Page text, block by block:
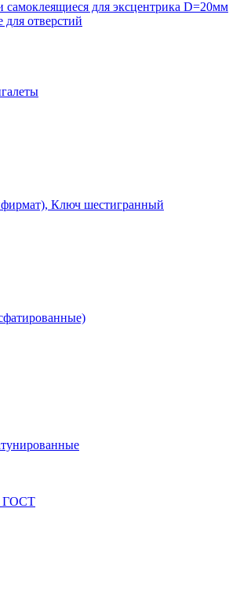
самоклеящиеся для эксцентрика D=20мм
отверстий
Ключ шестигранный
ГОСТ